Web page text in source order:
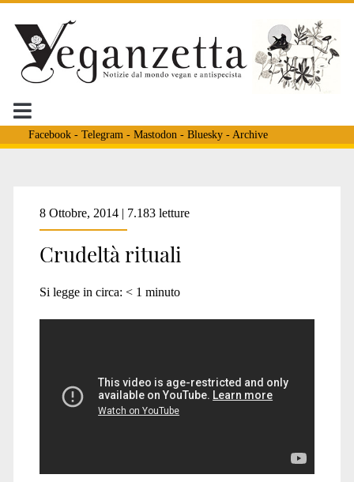
Facebook- Telegram - Mastodon - Bluesky- Archive
Tag:
<span>macellazione
ebraica</span>
8 Ottobre, 2014 | 7.183 letture
Crudeltà rituali
Si legge in circa: < 1 minuto